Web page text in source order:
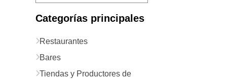
Categorías principales
Restaurantes
Bares
Tiendas y Productores de